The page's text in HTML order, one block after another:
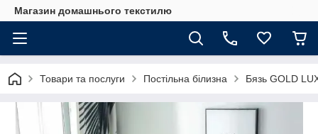
Магазин домашнього текстилю
Товари та послуги Постільна білизна Бязь GOLD